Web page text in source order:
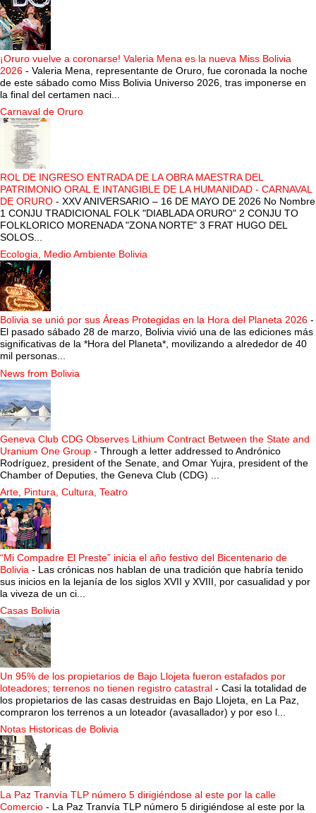
¡Oruro vuelve a coronarse! Valeria Mena es la nueva Miss Bolivia
2026 - Valeria Mena, representante de Oruro, fue coronada la noche
de este sábado como Miss Bolivia Universo 2026, tras imponerse en
la final del certamen naci...
Carnaval de Oruro
ROL DE INGRESO ENTRADA DE LA OBRA MAESTRA DEL
PATRIMONIO ORAL E INTANGIBLE DE LA HUMANIDAD - CARNAVAL
DE ORURO - XXV ANIVERSARIO – 16 DE MAYO DE 2026 No Nombre
1 CONJU TRADICIONAL FOLK "DIABLADA ORURO" 2 CONJU TO
FOLKLORICO MORENADA "ZONA NORTE" 3 FRAT HUGO DEL
SOLOS...
Ecologia, Medio Ambiente Bolivia
Bolivia se unió por sus Áreas Protegidas en la Hora del Planeta 2026 -
El pasado sábado 28 de marzo, Bolivia vivió una de las ediciones más
significativas de la *Hora del Planeta*, movilizando a alrededor de 40
mil personas...
News from Bolivia
Geneva Club CDG Observes Lithium Contract Between the State and
Uranium One Group - Through a letter addressed to Andrónico
Rodríguez, president of the Senate, and Omar Yujra, president of the
Chamber of Deputies, the Geneva Club (CDG) ...
Arte, Pintura, Cultura, Teatro
“Mi Compadre El Preste” inicia el año festivo del Bicentenario de
Bolivia - Las crónicas nos hablan de una tradición que habría tenido
sus inicios en la lejanía de los siglos XVII y XVIII, por casualidad y por
la viveza de un ci...
Casas Bolivia
Un 95% de los propietarios de Bajo Llojeta fueron estafados por
loteadores; terrenos no tienen registro catastral - Casi la totalidad de
los propietarios de las casas destruidas en Bajo Llojeta, en La Paz,
compraron los terrenos a un loteador (avasallador) y por eso l...
Notas Historicas de Bolivia
La Paz Tranvía TLP número 5 dirigiéndose al este por la calle
Comercio - La Paz Tranvía TLP número 5 dirigiéndose al este por la